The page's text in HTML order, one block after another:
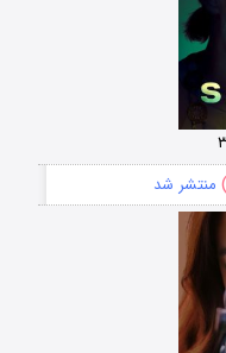
منتشر شد